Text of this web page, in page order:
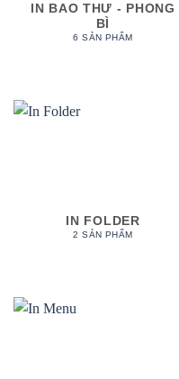
IN BAO THƯ - PHONG
BÌ
6 SẢN PHẨM
IN FOLDER
2 SẢN PHẨM